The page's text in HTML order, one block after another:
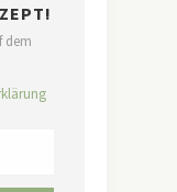
dem